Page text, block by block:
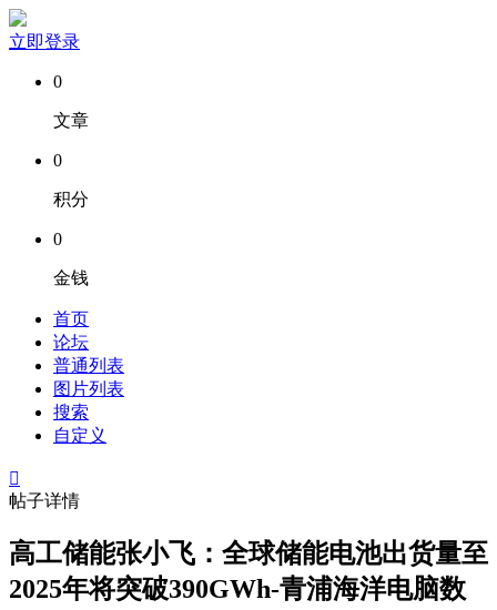
立即登录
0
文章
0
积分
0
金钱
首页
论坛
普通列表
图片列表
搜索
自定义

帖子详情
高工储能张小飞：全球储能电池出货量至
2025年将突破390GWh-青浦海洋电脑数